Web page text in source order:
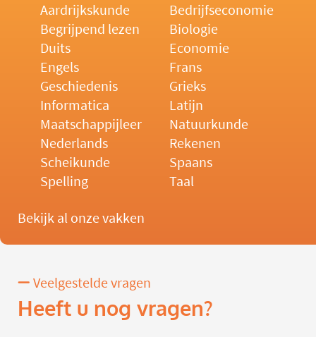
Aardrijkskunde
Bedrijfseconomie
Begrijpend lezen
Biologie
Duits
Economie
Engels
Frans
Geschiedenis
Grieks
Informatica
Latijn
Maatschappijleer
Natuurkunde
Nederlands
Rekenen
Scheikunde
Spaans
Spelling
Taal
Bekijk al onze vakken
Veelgestelde vragen
Heeft u nog vragen?